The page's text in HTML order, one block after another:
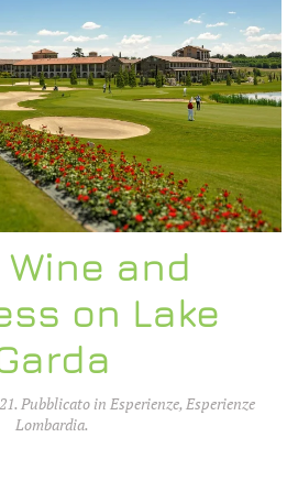
Wine and
on Lake
. Pubblicato in Esperienze,Esperienze
Lombardia.